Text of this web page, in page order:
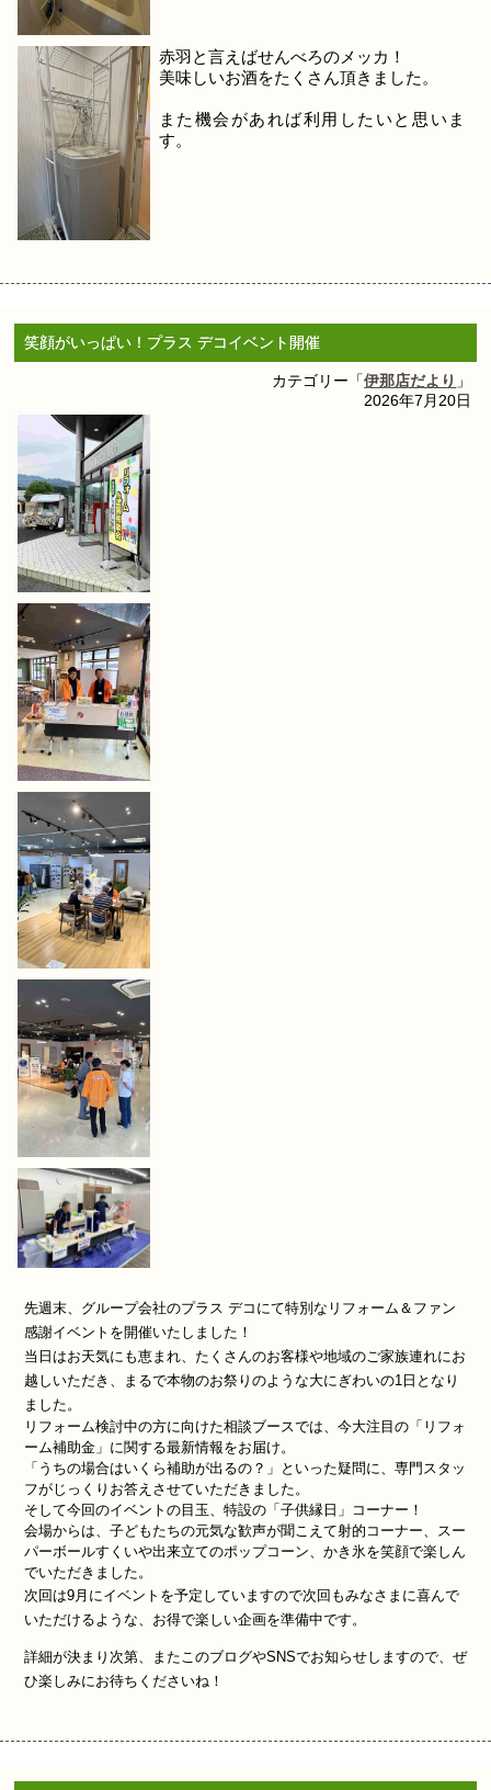
赤羽と言えばせんべろのメッカ！
美味しいお酒をたくさん頂きました。
また機会があれば利用したいと思いま
す。
笑顔がいっぱい！プラス デコイベント開催
カテゴリー「伊那店だより 」
2026年7月20日
先週末、グループ会社のプラス デコにて特別なリフォーム＆ファン
感謝イベントを開催いたしました！
当日はお天気にも恵まれ、たくさんのお客様や地域のご家族連れにお
越しいただき、まるで本物のお祭りのような大にぎわいの1日となり
ました。
リフォーム検討中の方に向けた相談ブースでは、今大注目の「リフォ
ーム補助金」に関する最新情報をお届け。
「うちの場合はいくら補助が出るの？」といった疑問に、専門スタッ
フがじっくりお答えさせていただきました。
そして今回のイベントの目玉、特設の「子供縁日」コーナー！
会場からは、子どもたちの元気な歓声が聞こえて射的コーナー、スー
パーボールすくいや出来立てのポップコーン、かき氷を笑顔で楽しん
でいただきました。
次回は9月にイベントを予定していますので次回もみなさまに喜んで
いただけるような、お得で楽しい企画を準備中です。
詳細が決まり次第、またこのブログやSNSでお知らせしますので、ぜ
ひ楽しみにお待ちくださいね！